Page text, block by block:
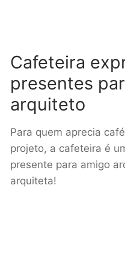
Cafeteira
presentes
arquiteto
Para quem aprecia
projeto, a cafeteira é
presente para amigo
arquiteta!